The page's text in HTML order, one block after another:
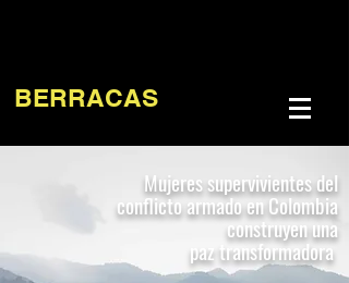
BERRACAS
Mujeres supervivientes del
conflicto armado en Colombia
construyenuna
paz transformadora